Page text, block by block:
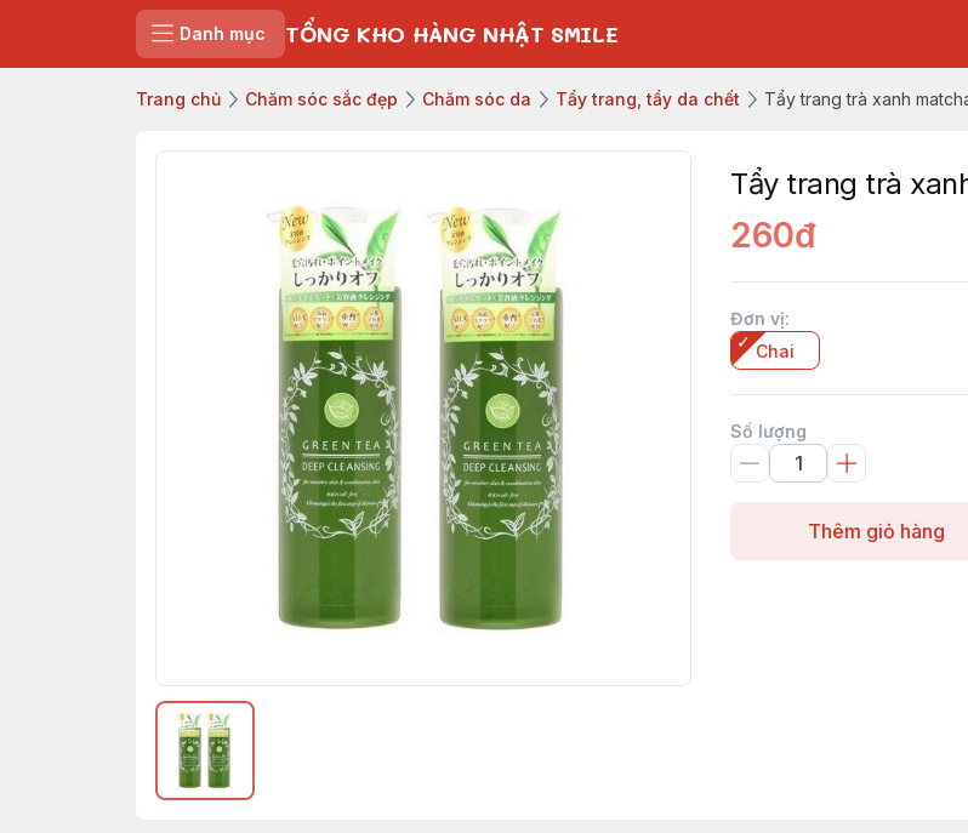
Danh mục TỔNG KHO HÀNG NHẬT SMILE
Trang chủ Chăm sóc sắc đẹp Chăm sóc da Tẩy trang, tẩy da chết Tẩy trang trà xanh
Tẩy trang trà
260đ
Đơn vị:
Chai
Số lượng
Thêm giỏ hàng